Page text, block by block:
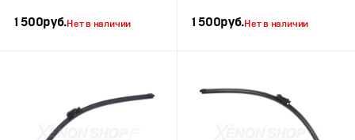
1 500руб.Нет в наличии 1 500руб.Нет в наличии